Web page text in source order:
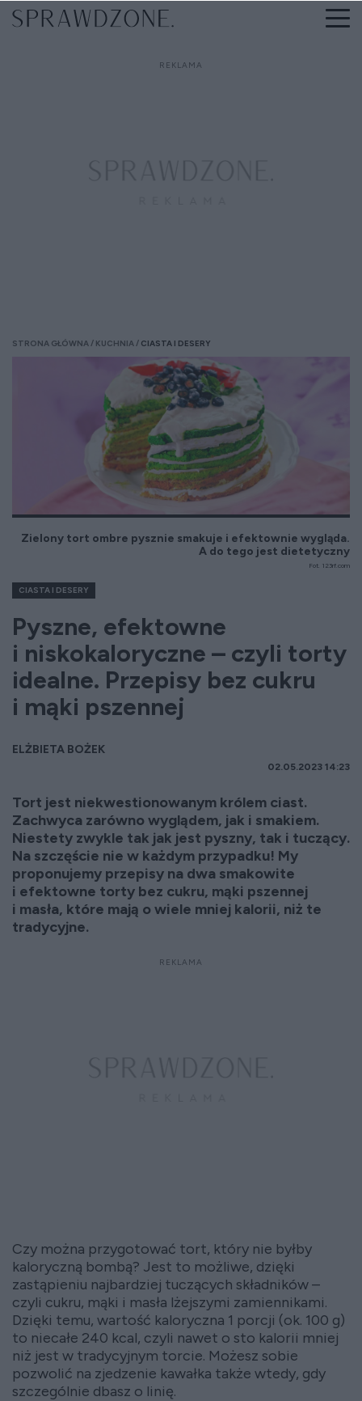
STRONA GŁÓWNA KUCHNIA CIASTA I DESERY
Zielony tort ombre pysznie smakuje i efektownie wygląda.
A do tego jest dietetyczny
Fot. 123rf.com
CIASTA I DESERY
Pyszne, efektowne
i niskokaloryczne – czyli torty
idealne. Przepisy bez cukru
i mąki pszennej
ELŻBIETA BOŻEK
02.05.2023 14:23
Tort jest niekwestionowanym królem ciast.
Zachwyca zarówno wyglądem, jak i smakiem.
Niestety zwykle tak jak jest pyszny, tak i tuczący.
Na szczęście nie w każdym przypadku! My
proponujemy przepisy na dwa smakowite
i efektowne torty bez cukru, mąki pszennej
i masła, które mają o wiele mniej kalorii, niż te
tradycyjne.
Czy można przygotować tort, który nie byłby
kaloryczną bombą? Jest to możliwe, dzięki
zastąpieniu najbardziej tuczących składników –
czyli cukru, mąki i masła lżejszymi zamiennikami.
Dzięki temu, wartość kaloryczna 1 porcji (ok. 100 g)
to niecałe 240 kcal, czyli nawet o sto kalorii mniej
niż jest w tradycyjnym torcie. Możesz sobie
pozwolić na zjedzenie kawałka także wtedy, gdy
szczególnie dbasz o linię.